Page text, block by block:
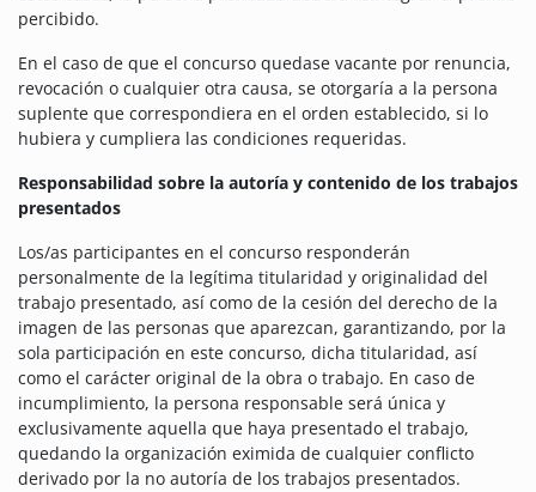
percibido.
En el caso de que el concurso quedase vacante por renuncia,
revocación o cualquier otra causa, se otorgaría a la persona
suplente que correspondiera en el orden establecido, si lo
hubiera y cumpliera las condiciones requeridas.
Responsabilidad sobre la autoría y contenido de los trabajos
presentados
Los/as participantes en el concurso responderán
personalmente de la legítima titularidad y originalidad del
trabajo presentado, así como de la cesión del derecho de la
imagen de las personas que aparezcan, garantizando, por la
sola participación en este concurso, dicha titularidad, así
como el carácter original de la obra o trabajo. En caso de
incumplimiento, la persona responsable será única y
exclusivamente aquella que haya presentado el trabajo,
quedando la organización eximida de cualquier conflicto
derivado por la no autoría de los trabajos presentados.